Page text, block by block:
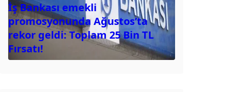
İş Bankası emekli
promosyonunda Ağustos’ta
rekor geldi: Toplam 25 Bin TL
Fırsatı!